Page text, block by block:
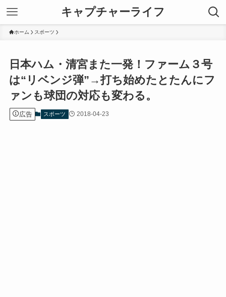
キャプチャーライフ
ホーム スポーツ
日本ハム・清宮また一発！ファーム３号
は“リベンジ弾”→打ち始めたとたんにフ
ァンも球団の対応も変わる。
広告 スポーツ 2018-04-23